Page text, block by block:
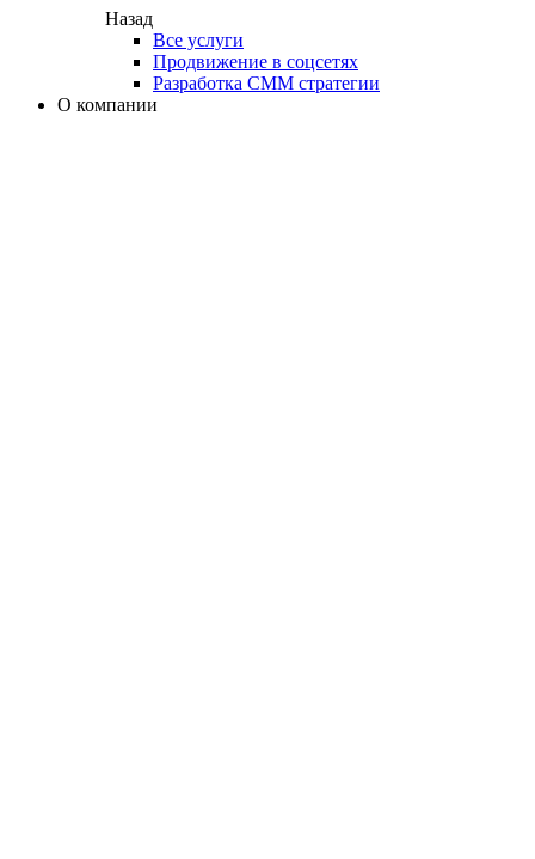
Назад
Все услуги
Продвижение в соцсетях
Разработка СММ стратегии
О компании